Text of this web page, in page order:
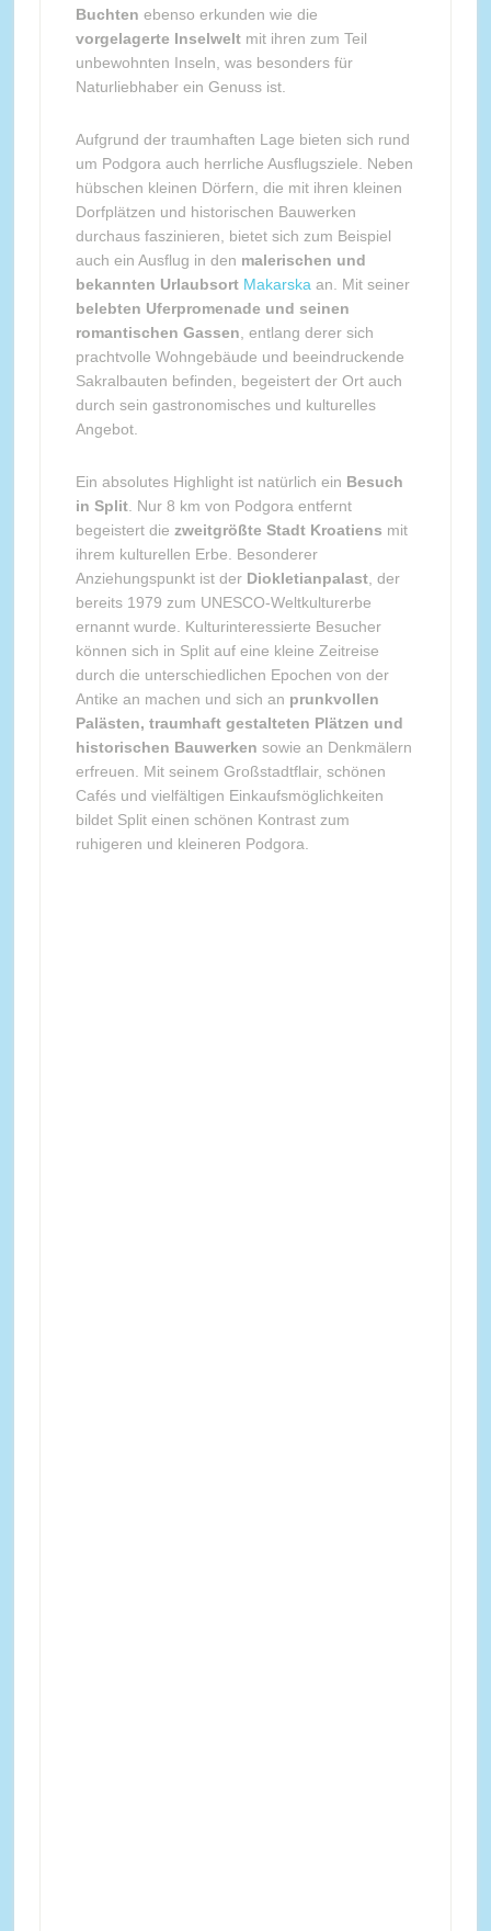
Buchten ebenso erkunden wie die
vorgelagerte Inselweltmit ihren zum Teil
unbewohnten Inseln, was besonders für
Naturliebhaber ein Genuss ist.
Aufgrund der traumhaften Lage bieten sich rund
um Podgora auch herrliche Ausflugsziele. Neben
hübschen kleinen Dörfern, die mit ihren kleinen
Dorfplätzen und historischen Bauwerken
durchaus faszinieren, bietet sich zum Beispiel
auch ein Ausflug in den malerischen und
bekannten Urlaubsort Makarska an. Mit seiner
belebten Uferpromenade und seinen
romantischen Gassen , entlang derer sich
prachtvolle Wohngebäude und beeindruckende
Sakralbauten befinden, begeistert der Ort auch
durch sein gastronomisches und kulturelles
Angebot.
Ein absolutes Highlight ist natürlich ein Besuch
in Split. Nur 8 km von Podgora entfernt
begeistert die zweitgrößte Stadt Kroatiens mit
ihrem kulturellen Erbe. Besonderer
Anziehungspunkt ist der Diokletianpalast, der
bereits 1979 zum UNESCO-Weltkulturerbe
ernannt wurde. Kulturinteressierte Besucher
können sich in Split auf eine kleine Zeitreise
durch die unterschiedlichen Epochen von der
Antike an machen und sich an prunkvollen
Palästen, traumhaft gestalteten Plätzen und
historischen Bauwerken sowie an Denkmälern
erfreuen. Mit seinem Großstadtflair, schönen
Cafés und vielfältigen Einkaufsmöglichkeiten
bildet Split einen schönen Kontrast zum
ruhigeren und kleineren Podgora.